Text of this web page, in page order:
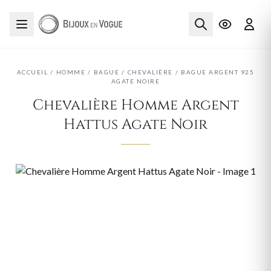
ACCUEIL / HOMME / BAGUE / CHEVALIÈRE / BAGUE ARGENT 925
AGATE NOIRE
Chevalière Homme Argent
Hattus Agate Noir